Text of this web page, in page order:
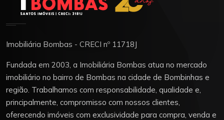
Imobiliária Bombas - CRECI nº 11718J
Fundada em 2003, a Imobiliária Bombas atua no mercado
imobiliário no bairro de Bombas na cidade de Bombinhas e
região. Trabalhamos com responsabilidade, qualidade e,
principalmente, compromisso com nossos clientes,
oferecendo imóveis com exclusividade para compra, venda e